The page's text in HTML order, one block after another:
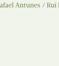
Antunes Rui